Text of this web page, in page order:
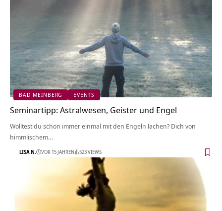
BAD MEINBERG EVENTS
Seminartipp: Astralwesen, Geister und Engel
Wolltest du schon immer einmal mit den Engeln lachen? Dich von
himmlischem…
LISA N. VOR 15 JAHREN 523 VIEWS